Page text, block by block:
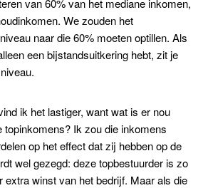
van 60% van het mediane inkomen,
We zouden het
naar die 60% moeten optillen. Als
een bijstandsuitkering hebt, zit je
ik het lastiger, want wat is er nou
Ik zou die inkomens
op het effect dat zij hebben op de
wel gezegd: deze topbestuurder is zo
extra winst van het bedrijf. Maar als die